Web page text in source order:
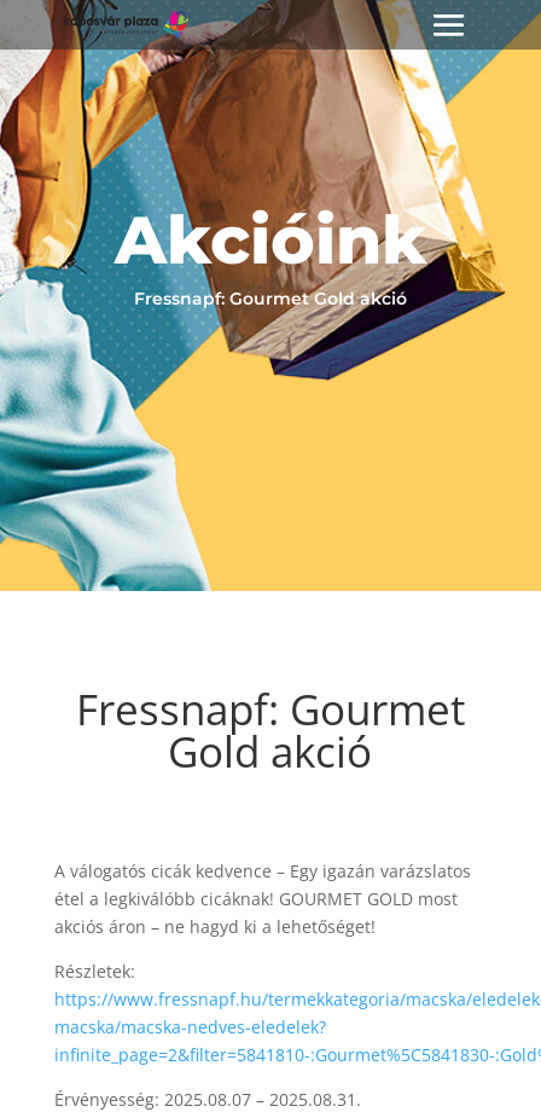
Akcióink
Fressnapf: Gourmet Gold akció
Fressnapf: Gourmet
Gold akció
A válogatós cicák kedvence – Egy igazán varázslatos
étel a legkiválóbb cicáknak! GOURMET GOLD most
akciós áron – ne hagyd ki a lehetőséget!
Részletek:
https://www.fressnapf.hu/termekkategoria/macska/
macska/macska-nedves-eledelek?
infinite_page=2&filter=5841810-:Gourmet%5C5841830-
Érvényesség: 2025.08.07 – 2025.08.31.